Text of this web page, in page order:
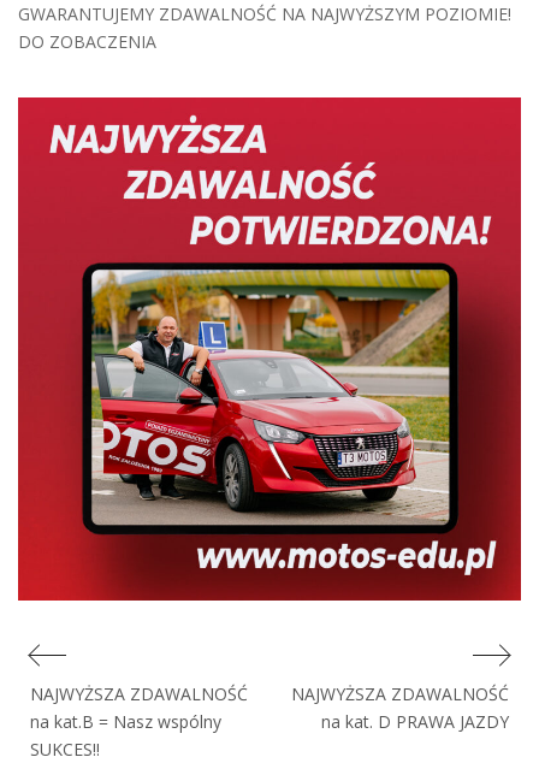
GWARANTUJEMY ZDAWALNOŚĆ NA NAJWYŻSZYM POZIOMIE!
DO ZOBACZENIA
Nawigacja
wpisu
NAJWYŻSZA ZDAWALNOŚĆ
na kat.B = Nasz wspólny
SUKCES!!
NAJWYŻSZA ZDAWALNOŚĆ
na kat. D PRAWA JAZDY